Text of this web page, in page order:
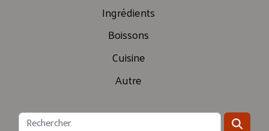
Ingrédients
Boissons
Cuisine
Autre